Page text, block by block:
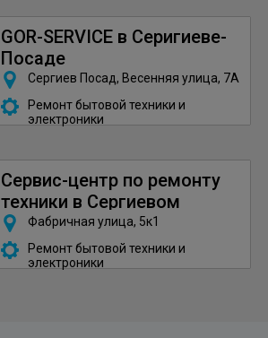
GOR-SERVICE в Серигиеве-
Посаде
Сергиев Посад, Весенняя улица, 7А
Ремонт бытовой техники и
электроники
Сервис-центр по ремонту
техники в Сергиевом
Посаде
Фабричная улица, 5к1
Ремонт бытовой техники и
электроники